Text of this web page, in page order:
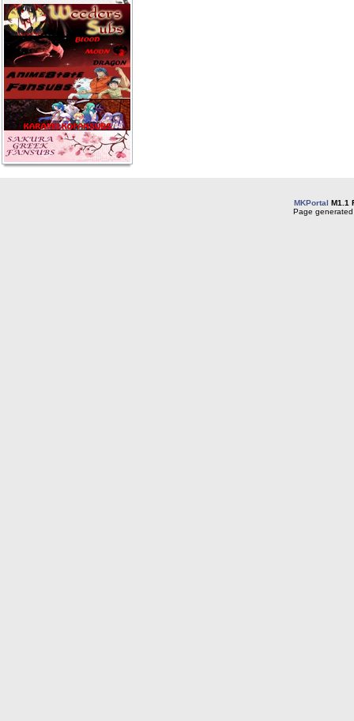
MKPortal M1.1
Page